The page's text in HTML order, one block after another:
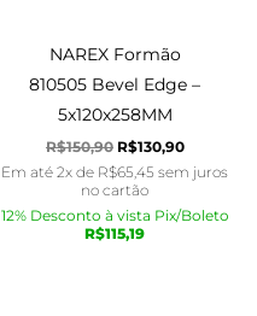
NAREX Formão
810505 Bevel Edge –
5x120x258MM
R$150,90 R$130,90
Em até 2x de R$65,45 sem juros
no cartão
12% Desconto à vista Pix/Boleto
R$115,19